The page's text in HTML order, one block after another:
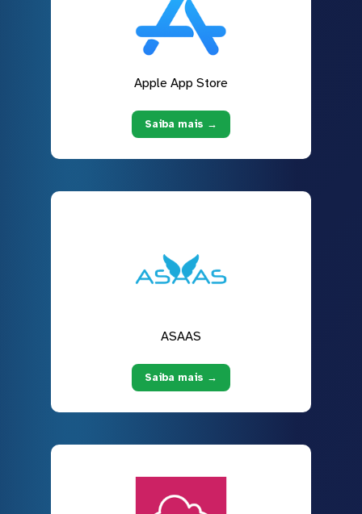
Apple App Store
Saiba mais →
ASAAS
Saiba mais →